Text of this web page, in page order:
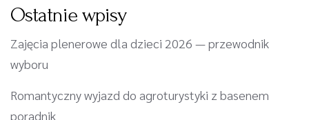
Ostatnie wpisy
Zajęcia plenerowe dla dzieci 2026 — przewodnik
wyboru
Romantyczny wyjazd do agroturystyki z basenem
poradnik